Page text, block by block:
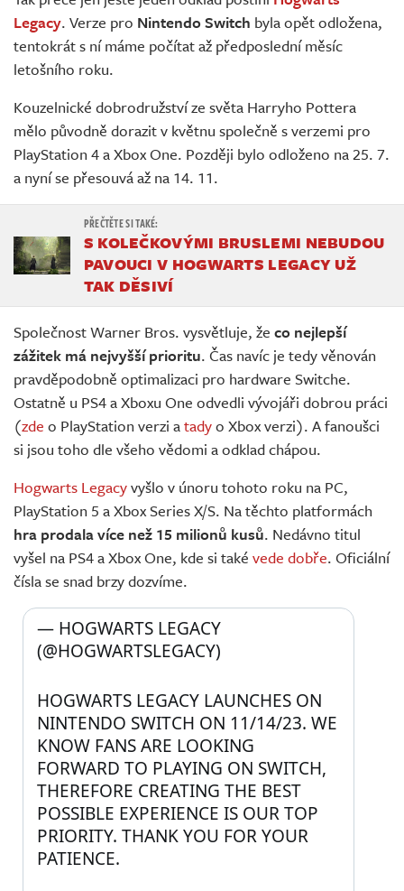
Živě
Legacy. Verze pro Nintendo Switch byla opět odložena,
tentokrát s ní máme počítat až předposlední měsíc
letošního roku.
Kouzelnické dobrodružství ze světa Harryho Pottera
mělo původně dorazit v květnu společně s verzemi pro
PlayStation 4 a Xbox One. Později bylo odloženo na 25. 7.
a nyní se přesouvá až na 14. 11.
S KOLEČKOVÝMI BRUSLEMI NEBUDOU
PAVOUCI V HOGWARTS LEGACY UŽ
TAK DĚSIVÍ
Společnost Warner Bros. vysvětluje, že co nejlepší
zážitek má nejvyšší prioritu. Čas navíc je tedy věnován
pravděpodobně optimalizaci pro hardware Switche.
Ostatně u PS4 a Xboxu One odvedli vývojáři dobrou práci
(zde o PlayStation verzi atadyo Xbox verzi). A fanoušci
si jsou toho dle všeho vědomi a odklad chápou.
Hogwarts Legacyvyšlo v únoru tohoto roku na PC,
PlayStation 5 a Xbox Series X/S. Na těchto platformách
hra prodala více než 15 milionů kusů. Nedávno titul
vyšel na PS4 a Xbox One, kde si také vede dobře. Oficiální
čísla se snad brzy dozvíme.
HOGWARTS LEGACY LAUNCHES ON
NINTENDO SWITCH ON 11/14/23. WE
KNOW FANS ARE LOOKING
FORWARD TO PLAYING ON SWITCH,
THEREFORE CREATING THE BEST
POSSIBLE EXPERIENCE IS OUR TOP
PRIORITY. THANK YOU FOR YOUR
PATIENCE.
— HOGWARTS LEGACY
(@HOGWARTSLEGACY)